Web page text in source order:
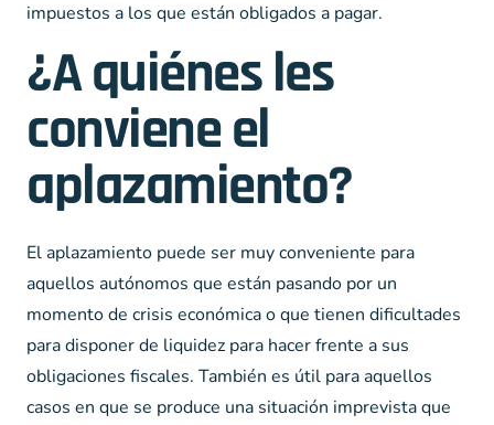
impuestos a los que están obligados a pagar.
¿A quiénes les
conviene el
aplazamiento?
El aplazamiento puede ser muy conveniente para
aquellos autónomos que están pasando por un
momento de crisis económica o que tienen dificultades
para disponer de liquidez para hacer frente a sus
obligaciones fiscales. También es útil para aquellos
casos en que se produce una situación imprevista que